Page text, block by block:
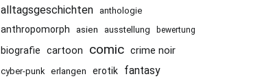
alltagsgeschichten anthologie
anthropomorph asien ausstellung bewertung
biografie cartoon comic crime noir
cyber-punk erlangen erotik fantasy